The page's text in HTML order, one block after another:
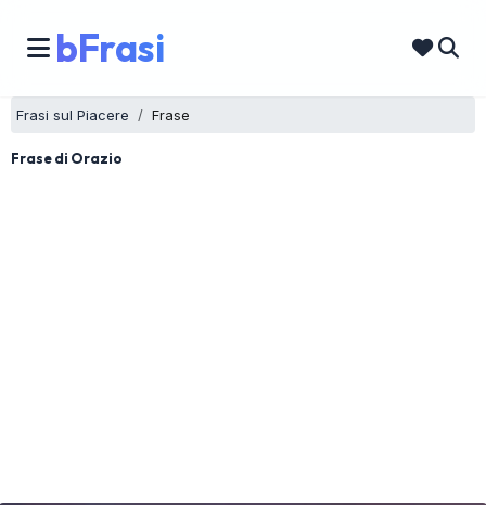
bFrasi
Frasi sul Piacere Frase
Frase di Orazio